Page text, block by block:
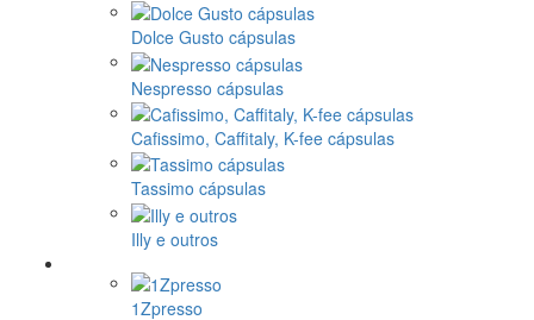
Dolce Gusto cápsulas
Nespresso cápsulas
Cafissimo, Caffitaly, K-fee cápsulas
Tassimo cápsulas
Illy e outros
1Zpresso